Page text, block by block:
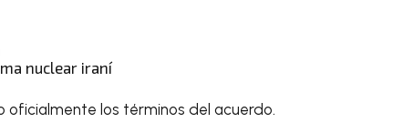
nuclear iraní
oficialmente los términos del acuerdo.